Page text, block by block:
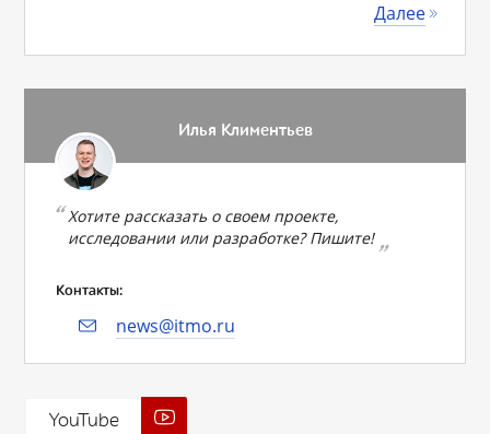
Далее
Илья Климентьев
Хотите рассказать о своем проекте,
исследовании или разработке? Пишите!
Контакты:
news@itmo.ru
YouTube